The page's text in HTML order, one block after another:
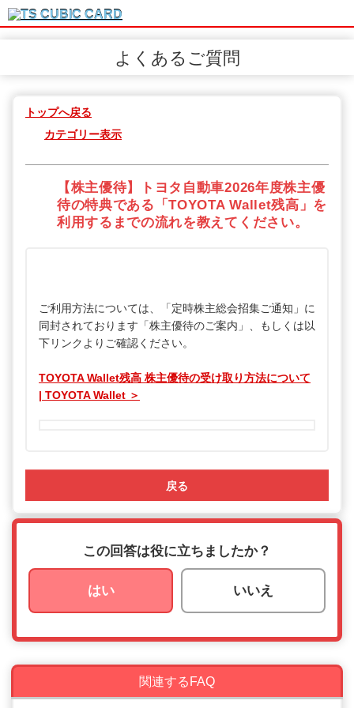
よくあるご質問
トップへ戻る
カテゴリー表示
【株主優待】トヨタ自動車2026年度株主優
待の特典である「TOYOTA Wallet残高」を
利用するまでの流れを教えてください。
ご利用方法については、「定時株主総会招集ご通知」に
同封されております「株主優待のご案内」、もしくは以
下リンクよりご確認ください。
TOYOTA Wallet残高 株主優待の​受け取り方法について
| TOYOTA Wallet ＞
戻る
この回答は役に立ちましたか？
はい いいえ
関連するFAQ